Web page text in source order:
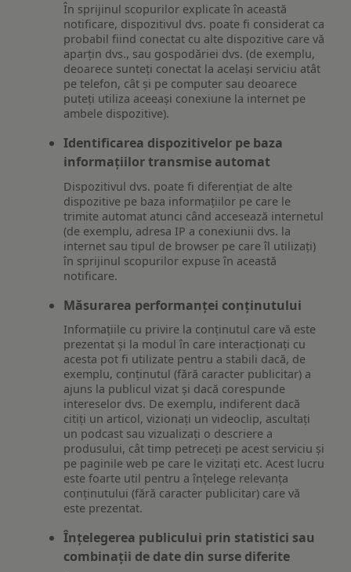
În sprijinul scopurilor explicate în această
notificare, dispozitivul dvs. poate fi considerat ca
probabil fiind conectat cu alte dispozitive care vă
aparțin dvs., sau gospodăriei dvs. (de exemplu,
deoarece sunteți conectat la același serviciu atât
pe telefon, cât și pe computer sau deoarece
puteți utiliza aceeași conexiune la internet pe
ambele dispozitive).
Identificarea dispozitivelor pe baza
informațiilor transmise automat
Dispozitivul dvs. poate fi diferențiat de alte
dispozitive pe baza informațiilor pe care le
trimite automat atunci când accesează internetul
(de exemplu, adresa IP a conexiunii dvs. la
internet sau tipul de browser pe care îl utilizați)
în sprijinul scopurilor expuse în această
notificare.
Măsurarea performanței conținutului
Informațiile cu privire la conținutul care vă este
prezentat și la modul în care interacționați cu
acesta pot fi utilizate pentru a stabili dacă, de
exemplu, conținutul (fără caracter publicitar) a
ajuns la publicul vizat și dacă corespunde
intereselor dvs. De exemplu, indiferent dacă
citiți un articol, vizionați un videoclip, ascultați
un podcast sau vizualizați o descriere a
produsului, cât timp petreceți pe acest serviciu și
pe paginile web pe care le vizitați etc. Acest lucru
este foarte util pentru a înțelege relevanța
conținutului (fără caracter publicitar) care vă
este prezentat.
Înțelegerea publicului prin statistici sau
combinații de date din surse diferite